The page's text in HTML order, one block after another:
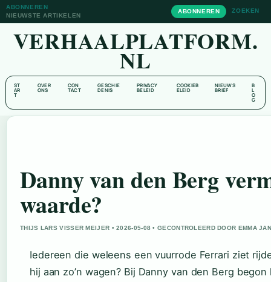
ABONNEREN
NIEUWSTE ARTIKELEN
ABONNEREN ZOEKEN
VERHAALPLATFORM.
NL
ST
AR
T
OVER
ONS
CON
TACT
GESCHIE
DENIS
PRIVACY
BELEID
COOKIEB
ELEID
NIEUWS
BRIEF
B
L
O
G
Danny van den Berg
waarde?
THIJS LARS VISSER MEIJER • 2026-05-08 • GECONTROLEERD DOOR EMMA
Iedereen die weleens een vuurrode Ferrari ziet
hij aan zo’n wagen? Bij Danny van den Berg